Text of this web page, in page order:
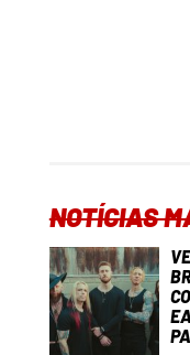
NOTÍCIAS